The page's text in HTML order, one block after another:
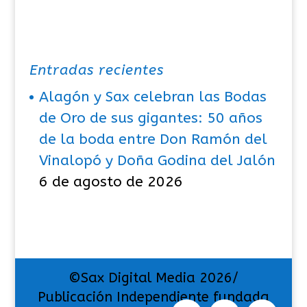
Entradas recientes
Alagón y Sax celebran las Bodas
de Oro de sus gigantes: 50 años
de la boda entre Don Ramón del
Vinalopó y Doña Godina del Jalón
6 de agosto de 2026
©Sax Digital Media 2026/
Publicación Independiente fundada